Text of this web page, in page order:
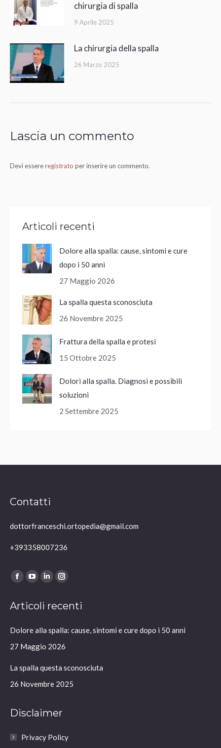
chirurgia di spalla
9 Aprile 2025
La chirurgia della spalla
26 Marzo 2025
Lascia un commento
Devi essereregistrato per inserire un commento.
Articoli recenti
Dolore alla spalla: cause, sintomi e cure
dopo i 50 anni
27 Maggio 2026
La spalla questa sconosciuta
26 Novembre 2025
Frattura della spalla e protesi
15 Ottobre 2025
Dolori alla spalla. Diagnosi e possibili
soluzioni
2 Settembre 2025
Contatti
dottorfranceschi.ortopedia@gmail.com
+393358007236
Ci puoi trovare su:
Facebook
opens
new
window
YouTube
opens
new
window
Linkedin
opens
new
window
Instagram
opens
new
window
Articoli recenti
Dolore alla spalla: cause, sintomi e cure dopo i 50 anni
27 Maggio 2026
La spalla questa sconosciuta
26 Novembre 2025
Disclaimer
Privacy Policy